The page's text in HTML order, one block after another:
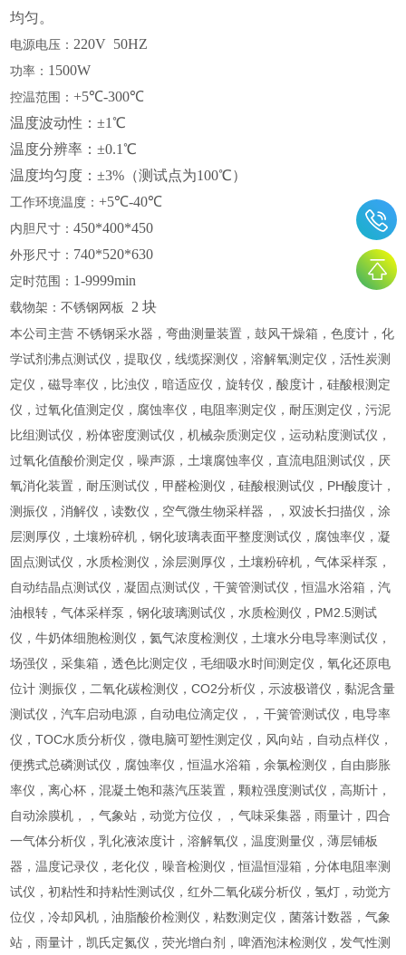
均匀。
电源电压：220V 50HZ
功率： 1500W
控温范围：+5℃-300℃
温度波动性：±1℃
温度分辨率：±0.1℃
温度均匀度：±3%（测试点为100℃）
工作环境温度：+5℃-40℃
内胆尺寸：450*400*450
外形尺寸： 740*520*630
定时范围： 1-9999min
载物架：不锈钢网板 2 块
本公司主营 不锈钢采水器，弯曲测量装置，鼓风干燥箱，色度计，化
学试剂沸点测试仪，提取仪，线缆探测仪，溶解氧测定仪，活性炭测
定仪，磁导率仪，比浊仪，暗适应仪，旋转仪，酸度计，硅酸根测定
仪，过氧化值测定仪，腐蚀率仪，电阻率测定仪，耐压测定仪，污泥
比组测试仪，粉体密度测试仪，机械杂质测定仪，运动粘度测试仪，
过氧化值酸价测定仪，噪声源，土壤腐蚀率仪，直流电阻测试仪，厌
氧消化装置，耐压测试仪，甲醛检测仪，硅酸根测试仪，PH酸度计，
测振仪，消解仪，读数仪，空气微生物采样器，，双波长扫描仪，涂
层测厚仪，土壤粉碎机，钢化玻璃表面平整度测试仪，腐蚀率仪，凝
固点测试仪，水质检测仪，涂层测厚仪，土壤粉碎机，气体采样泵，
自动结晶点测试仪，凝固点测试仪，干簧管测试仪，恒温水浴箱，汽
油根转，气体采样泵，钢化玻璃测试仪，水质检测仪，PM2.5测试
仪，牛奶体细胞检测仪，氦气浓度检测仪，土壤水分电导率测试仪，
场强仪，采集箱，透色比测定仪，毛细吸水时间测定仪，氧化还原电
位计 测振仪，二氧化碳检测仪，CO2分析仪，示波极谱仪，黏泥含量
测试仪，汽车启动电源，自动电位滴定仪，，干簧管测试仪，电导率
仪，TOC水质分析仪，微电脑可塑性测定仪，风向站，自动点样仪，
便携式总磷测试仪，腐蚀率仪，恒温水浴箱，余氯检测仪，自由膨胀
率仪，离心杯，混凝土饱和蒸汽压装置，颗粒强度测试仪，高斯计，
自动涂膜机，，气象站，动觉方位仪，，气味采集器，雨量计，四合
一气体分析仪，乳化液浓度计，溶解氧仪，温度测量仪，薄层铺板
器，温度记录仪，老化仪，噪音检测仪，恒温恒湿箱，分体电阻率测
试仪，初粘性和持粘性测试仪，红外二氧化碳分析仪，氢灯，动觉方
位仪，冷却风机，油脂酸价检测仪，粘数测定仪，菌落计数器，气象
站，雨量计，凯氏定氮仪，荧光增白剂，啤酒泡沫检测仪，发气性测